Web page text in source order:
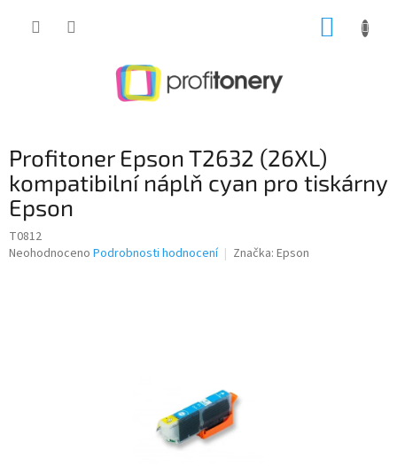
Profitoner Epson T2632 (26XL)
kompatibilní náplň cyan pro tiskárny
Epson
T0812
Průměrné
Neohodnoceno Podrobnosti hodnocení Značka: Epson